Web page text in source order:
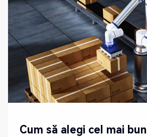
Cum să alegi cel mai bun